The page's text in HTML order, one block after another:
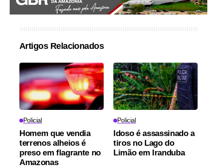
Artigos Relacionados
Policial
Homem que vendia
terrenos alheios é
preso em flagrante no
Amazonas
Policial
Idoso é assassinado a
tiros no Lago do
Limão em Iranduba